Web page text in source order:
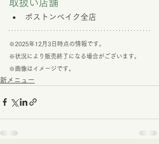
取扱い店舗
ボストンベイク全店
※2025年12月3日時点の情報です。
※状況により販売終了になる場合がございます。
※画像はイメージです。
新メニュー